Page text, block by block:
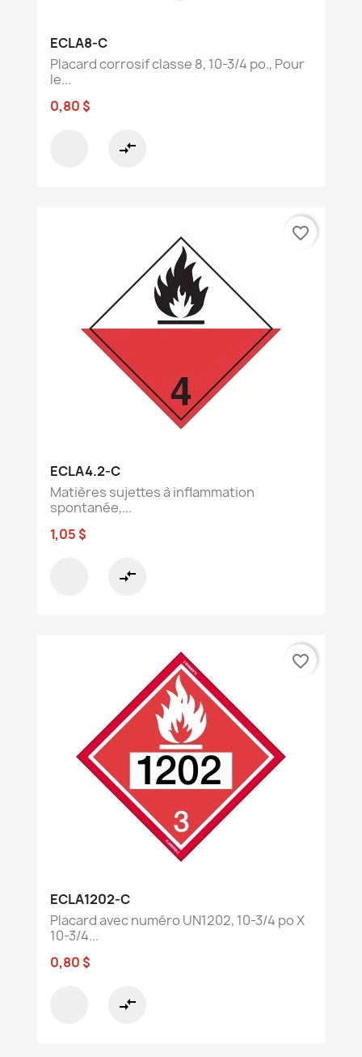
ECLA8-C
Placard corrosif classe 8, 10-3/4 po., Pour
le...
0,80 $
compare_arrows
ECLA4.2-C
Matières sujettes à inflammation
spontanée,...
1,05 $
compare_arrows
favorite_border
ECLA1202-C
Placard avec numéro UN1202, 10-3/4 po X
10-3/4...
0,80 $
compare_arrows
favorite_border